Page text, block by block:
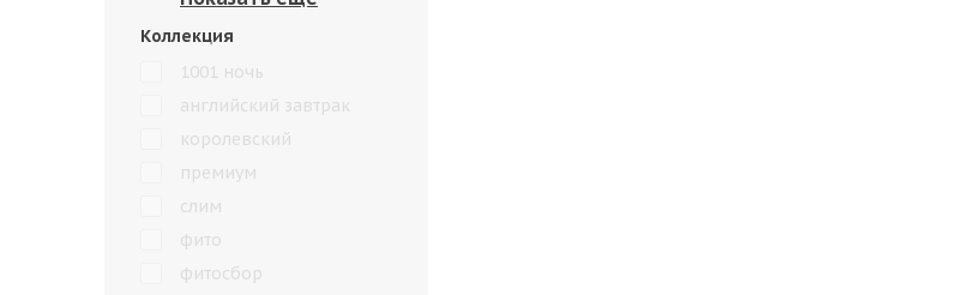
Коллекция
1001 ночь
английский завтрак
королевский
премиум
слим
фито
фитосбор